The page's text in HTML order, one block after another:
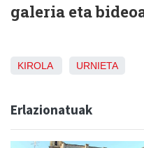
galeria eta
KIROLA URNIETA
Erlazionatuak